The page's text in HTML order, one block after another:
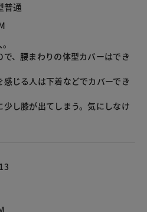
普通
、腰まわりの体型カバーはでき
じる人は下着などでカバーでき
し膝が出てしまう。気にしなけ